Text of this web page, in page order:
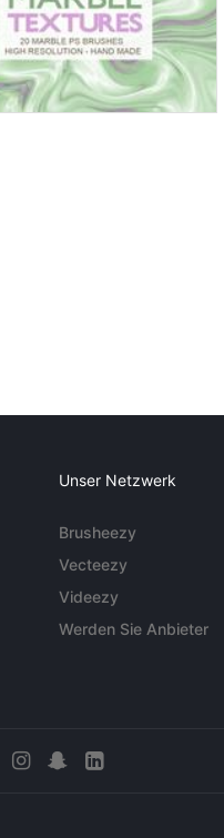
Unser Netzwerk
Brusheezy
Vecteezy
Videezy
Werden Sie Anbieter